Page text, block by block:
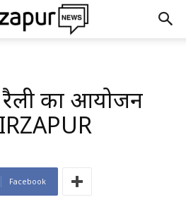
का आयोजन
Facebook